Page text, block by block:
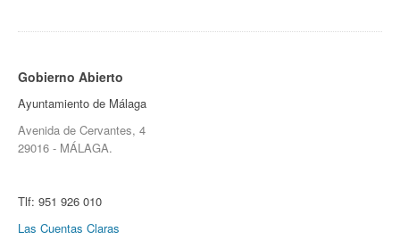
Gobierno Abierto
Ayuntamiento de Málaga
Avenida de Cervantes, 4
29016 - MÁLAGA.
Tlf: 951 926 010
Las Cuentas Claras